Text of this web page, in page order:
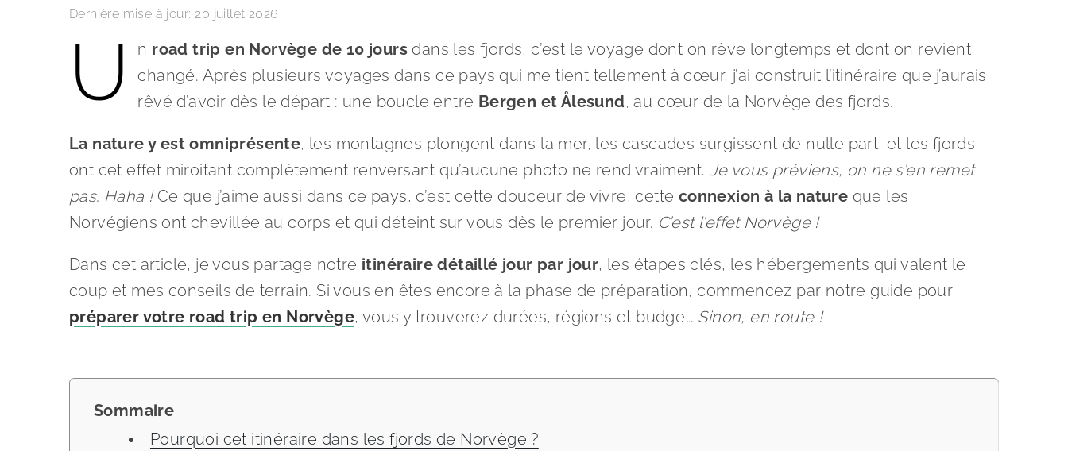
Dernière mise à jour: 20 juillet 2026
U n road trip en Norvège de 10 jours dans les fjords, c’est le voyage dont on rêve longtemps et dont on revient
changé. Après plusieurs voyages dans ce pays qui me tient tellement à cœur, j’ai construit l’itinéraire que j’aurais
rêvé d’avoir dès le départ : une boucle entre Bergen et Ålesund, au cœur de la Norvège des fjords.
La nature y est omniprésente, les montagnes plongent dans la mer, les cascades surgissent de nulle part, et les fjords
ont cet effet miroitant complètement renversant qu’aucune photo ne rend vraiment. Je vous préviens, on ne s’en remet
pas. Haha !Ce que j’aime aussi dans ce pays, c’est cette douceur de vivre, cette connexion à la nature que les
Norvégiens ont chevillée au corps et qui déteint sur vous dès le premier jour. C’est l’effet Norvège !
Dans cet article, je vous partage notre itinéraire détaillé jour par jour, les étapes clés, les hébergements qui valent le
coup et mes conseils de terrain. Si vous en êtes encore à la phase de préparation, commencez par notre guide pour
préparer votre road trip en Norvège, vous y trouverez durées, régions et budget. Sinon, en route !
Sommaire
Pourquoi cet itinéraire dans les fjords de Norvège ?